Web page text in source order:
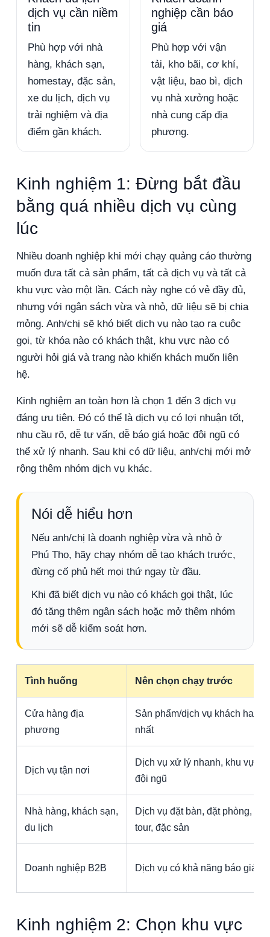
dịch vụ cần niềm
tin
Phù hợp với nhà
hàng, khách sạn,
homestay, đặc sản,
xe du lịch, dịch vụ
trải nghiệm và địa
điểm gần khách.
nghiệp cần báo
giá
Phù hợp với vận
tải, kho bãi, cơ khí,
vật liệu, bao bì, dịch
vụ nhà xưởng hoặc
nhà cung cấp địa
phương.
Kinh nghiệm 1: Đừng bắt đầu
bằng quá nhiều dịch vụ cùng
lúc
Nhiều doanh nghiệp khi mới chạy quảng cáo thường
muốn đưa tất cả sản phẩm, tất cả dịch vụ và tất cả
khu vực vào một lần. Cách này nghe có vẻ đầy đủ,
nhưng với ngân sách vừa và nhỏ, dữ liệu sẽ bị chia
mỏng. Anh/chị sẽ khó biết dịch vụ nào tạo ra cuộc
gọi, từ khóa nào có khách thật, khu vực nào có
người hỏi giá và trang nào khiến khách muốn liên
hệ.
Kinh nghiệm an toàn hơn là chọn 1 đến 3 dịch vụ
đáng ưu tiên. Đó có thể là dịch vụ có lợi nhuận tốt,
nhu cầu rõ, dễ tư vấn, dễ báo giá hoặc đội ngũ có
thể xử lý nhanh. Sau khi có dữ liệu, anh/chị mới mở
rộng thêm nhóm dịch vụ khác.
Nói dễ hiểu hơn
Nếu anh/chị là doanh nghiệp vừa và nhỏ ở
Phú Thọ, hãy chạy nhóm dễ tạo khách trước,
đừng cố phủ hết mọi thứ ngay từ đầu.
Khi đã biết dịch vụ nào có khách gọi thật, lúc
đó tăng thêm ngân sách hoặc mở thêm nhóm
mới sẽ dễ kiểm soát hơn.
Tình huống Nên chọn chạy trước
Cửa hàng địa
phương
Sản phẩm/dịch vụ khách hay
nhất
Dịch vụ tận nơi
Dịch vụ xử lý nhanh, khu vực
đội ngũ
Nhà hàng, khách sạn,
du lịch
Dịch vụ đặt bàn, đặt phòng, đặt
tour, đặc sản
Doanh nghiệp B2B Dịch vụ có khả năng báo giá rõ
Kinh nghiệm 2: Chọn khu vực